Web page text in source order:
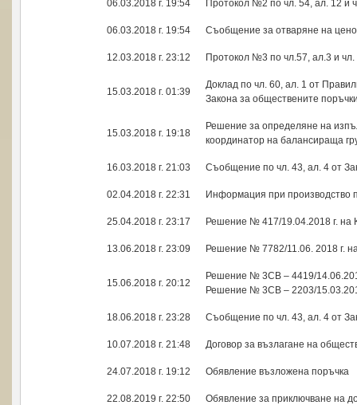
06.03.2018 г. 19:54 Протокол №2 по чл. 54, ал. 12 и
06.03.2018 г. 19:54 Съобщение за отваряне на
12.03.2018 г. 23:12 Протокол №3 по чл.57, ал.3 и
15.03.2018 г. 01:39
Доклад по чл. 60, ал. 1 от
Закона за обществените
15.03.2018 г. 19:18
Решение за определяне на
координатор на балансираща
16.03.2018 г. 21:03 Съобщение по чл. 43, ал. 4 от
02.04.2018 г. 22:31 Информация при производство
25.04.2018 г. 23:17 Решение № 417/19.04.2018 г. на
13.06.2018 г. 23:09 Решение № 7782/11.06. 2018 г.
15.06.2018 г. 20:12
Решение № 3СВ – 4419/
Решение № 3СВ – 2203/
18.06.2018 г. 23:28 Съобщение по чл. 43, ал. 4 от
10.07.2018 г. 21:48 Договор за възлагане на
24.07.2018 г. 19:12 Обявление възложена поръчка
22.08.2019 г. 22:50 Обявление за приключване на